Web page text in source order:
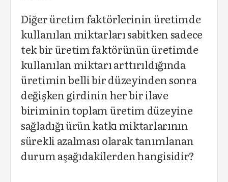
Diğer üretim faktörlerinin üretimde
kullanılan miktarları sabitken sadece
tek bir üretim faktörünün üretimde
kullanılan miktarı arttırıldığında
üretimin belli bir düzeyinden sonra
değişken girdinin her bir ilave
biriminin toplam üretim düzeyine
sağladığı ürün katkı miktarlarının
sürekli azalması olarak tanımlanan
durum aşağıdakilerden hangisidir?